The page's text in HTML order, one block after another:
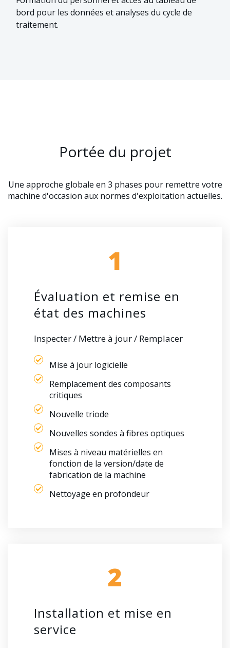
bord pour les données et analyses du cycle de
traitement.
Portée du projet
Une approche globale en 3 phases pour remettre votre
machine d'occasion aux normes d'exploitation actuelles.
1
Évaluation et remise en
état des machines
Inspecter / Mettre à jour / Remplacer
Mise à jour logicielle
Remplacement des composants
critiques
Nouvelle triode
Nouvelles sondes à fibres optiques
Mises à niveau matérielles en
fonction de la version/date de
fabrication de la machine
Nettoyage en profondeur
2
Installation et mise en
service